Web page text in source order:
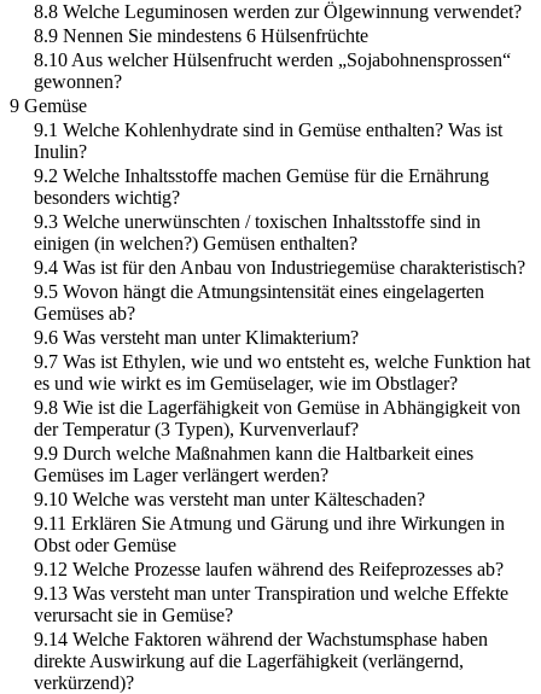
8.8 Welche Leguminosen werden zur Ölgewinnung verwendet?
8.9 Nennen Sie mindestens 6 Hülsenfrüchte
8.10 Aus welcher Hülsenfrucht werden „Sojabohnensprossen“
gewonnen?
9 Gemüse
9.1 Welche Kohlenhydrate sind in Gemüse enthalten? Was ist
Inulin?
9.2 Welche Inhaltsstoffe machen Gemüse für die Ernährung
besonders wichtig?
9.3 Welche unerwünschten / toxischen Inhaltsstoffe sind in
einigen (in welchen?) Gemüsen enthalten?
9.4 Was ist für den Anbau von Industriegemüse charakteristisch?
9.5 Wovon hängt die Atmungsintensität eines eingelagerten
Gemüses ab?
9.6 Was versteht man unter Klimakterium?
9.7 Was ist Ethylen, wie und wo entsteht es, welche Funktion hat
es und wie wirkt es im Gemüselager, wie im Obstlager?
9.8 Wie ist die Lagerfähigkeit von Gemüse in Abhängigkeit von
der Temperatur (3 Typen), Kurvenverlauf?
9.9 Durch welche Maßnahmen kann die Haltbarkeit eines
Gemüses im Lager verlängert werden?
9.10 Welche was versteht man unter Kälteschaden?
9.11 Erklären Sie Atmung und Gärung und ihre Wirkungen in
Obst oder Gemüse
9.12 Welche Prozesse laufen während des Reifeprozesses ab?
9.13 Was versteht man unter Transpiration und welche Effekte
verursacht sie in Gemüse?
9.14 Welche Faktoren während der Wachstumsphase haben
direkte Auswirkung auf die Lagerfähigkeit (verlängernd,
verkürzend)?